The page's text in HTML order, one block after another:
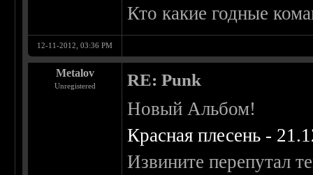
Кто какие годные
12-11-2012, 03:36 PM
Metalov
Unregistered RE: Punk
Новый Альбом!
Красная плесень -
Извините перепутал